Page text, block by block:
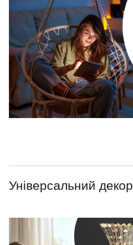
Універсальний декор